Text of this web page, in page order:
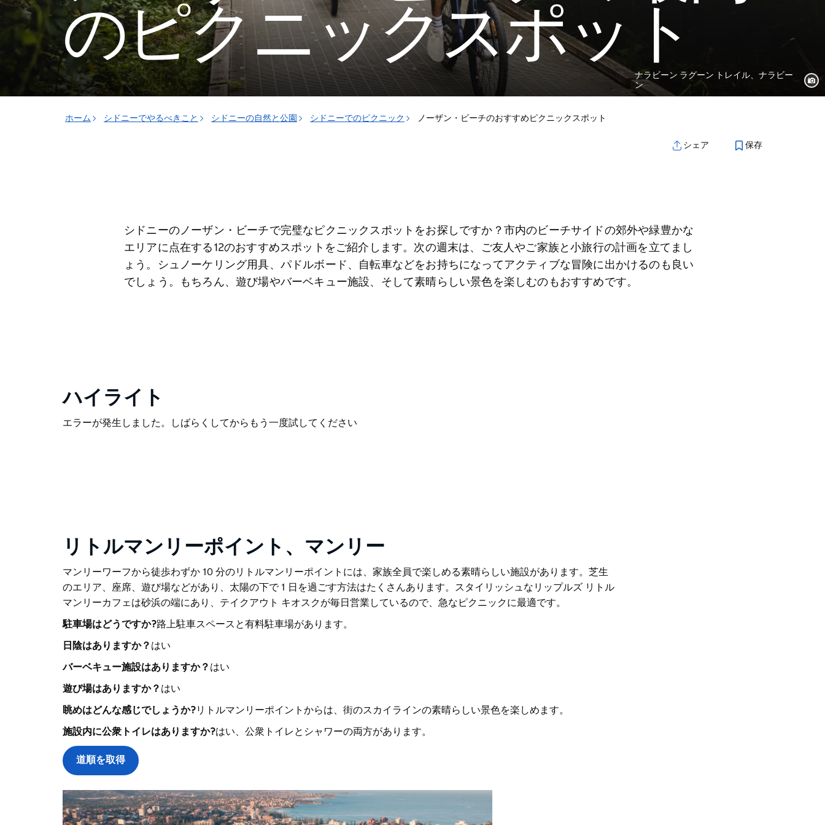
のピクニックスポット
ナラビーン ラグーン トレイル、ナラビー
ン
ホーム シドニーでやるべきこと シドニーの自然と公園 シドニーでのピクニック ノーザン・ビーチのおすすめピクニックスポット
シェア 保存
シドニーのノーザン・ビーチで完璧なピクニックスポットをお探しですか ？市内のビーチサイドの郊外や緑豊かな
エリアに点在する12のおすすめスポットをご紹介します。次の週末は、ご友人やご家族と小旅行の計画を立てまし
ょう。シュノーケリング用具、パドルボード、自転車などをお持ちになってアクティブな冒険に出かけるのも良い
でしょう。もちろん、遊び場やバーベキュー施設、そして素晴らしい景色を楽しむのもおすすめです。
ハイライト
エラーが発生しました。しばらくしてからもう一度試してください
リトルマンリーポイント、マンリー
マンリーワーフから徒歩わずか 10 分のリトルマンリーポイントには、家族全員で楽しめる素晴らしい施設があります。芝生
のエリア、座席、遊び場などがあり、太陽の下で 1 日を過ごす方法はたくさんあります。スタイリッシュなリップルズ リトル
マンリーカフェは砂浜の端にあり、テイクアウト キオスクが毎日営業しているので、急なピクニックに最適です。
駐車場はどうですか?路上駐車スペースと有料駐車場があります。
日陰はありますか？ はい
バーベキュー施設はありますか？ はい
遊び場はありますか？ はい
眺めはどんな感じでしょうか?リトルマンリーポイントからは、街のスカイラインの素晴らしい景色を楽しめます。
施設内に公衆トイレはありますか?はい、公衆トイレとシャワーの両方があります。
道順を取得